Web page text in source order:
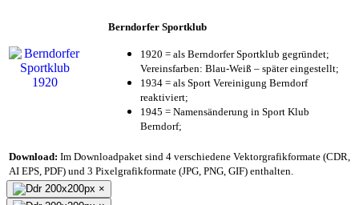
Berndorfer Sportklub
1920 = als Berndorfer Sportklub gegründet;
Vereinsfarben: Blau-Weiß – später eingestellt;
1934 = als Sport Vereinigung Berndorf
reaktiviert;
1945 = Namensänderung in Sport Klub
Berndorf;
Download: Im Downloadpaket sind 4 verschiedene Vektorgrafikformate (CDR,
AI EPS, PDF) und 3 Pixelgrafikformate (JPG, PNG, GIF) enthalten.
×